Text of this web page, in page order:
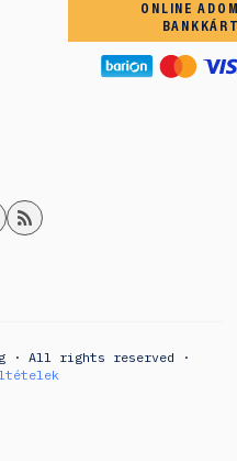
ONLINE
· All rights reserved ·